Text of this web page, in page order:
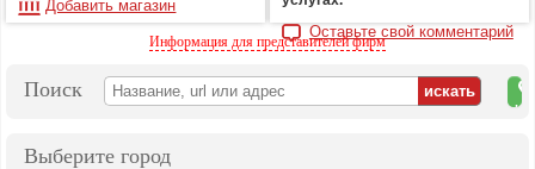
Добавить магазин
Оставьте свой комментарий
Информация для представителей фирм
Поиск
на
Выберите город